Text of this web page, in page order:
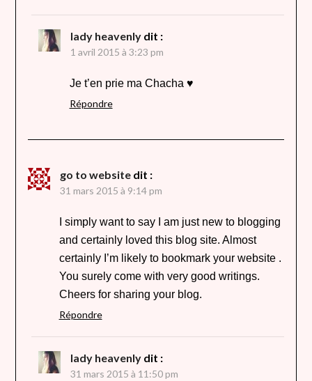
lady heavenly dit :
1 avril 2015 à 3:23 pm
Je t’en prie ma Chacha ♥
Répondre
go to website dit :
31 mars 2015 à 9:14 pm
I simply want to say I am just new to blogging
and certainly loved this blog site. Almost
certainly I’m likely to bookmark your website .
You surely come with very good writings.
Cheers for sharing your blog.
Répondre
lady heavenly dit :
31 mars 2015 à 11:50 pm